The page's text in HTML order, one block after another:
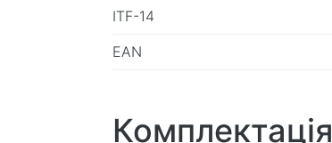
ITF-14
EAN
Комплектація